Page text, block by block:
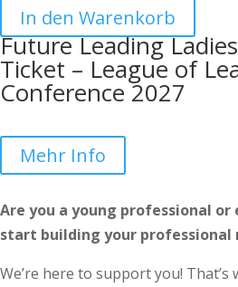
In den Warenkorb
Future Leading
Ticket – League of
Conference 2027
Mehr Info
Are you a young professional
start building your professional
We’re here to support you! That’s